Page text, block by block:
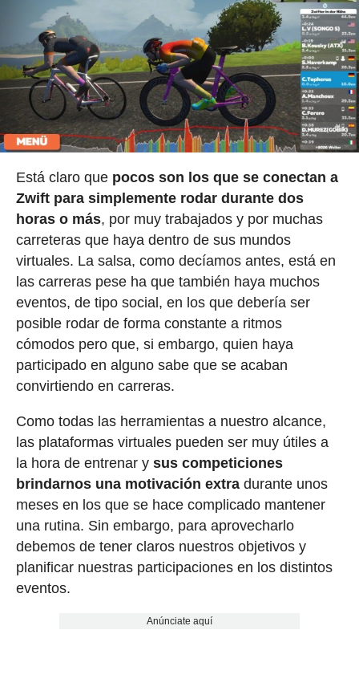
Está claro que pocos son los que se conectan a
Zwift para simplemente rodar durante dos
horas o más, por muy trabajados y por muchas
carreteras que haya dentro de sus mundos
virtuales. La salsa, como decíamos antes, está en
las carreras pese ha que también haya muchos
eventos, de tipo social, en los que debería ser
posible rodar de forma constante a ritmos
cómodos pero que, si embargo, quien haya
participado en alguno sabe que se acaban
convirtiendo en carreras.
Como todas las herramientas a nuestro alcance,
las plataformas virtuales pueden ser muy útiles a
la hora de entrenar y sus competiciones
brindarnos una motivación extradurante unos
meses en los que se hace complicado mantener
una rutina. Sin embargo, para aprovecharlo
debemos de tener claros nuestros objetivos y
planificar nuestras participaciones en los distintos
eventos.
Anúnciate aquí